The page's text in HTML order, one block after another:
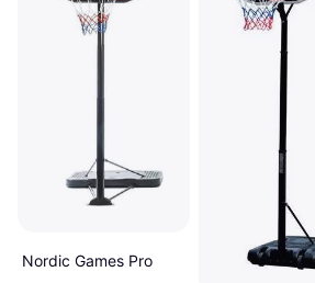
Nordic Games Pro